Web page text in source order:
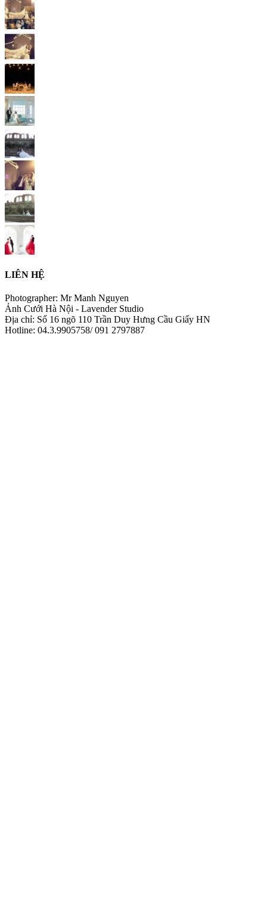
LIÊN HỆ
Photographer: Mr Manh Nguyen
Ảnh Cưới Hà Nội - Lavender Studio
Địa chỉ: Số 16 ngõ 110 Trần Duy Hưng Cầu Giấy HN
Hotline: 04.3.9905758/ 091 2797887